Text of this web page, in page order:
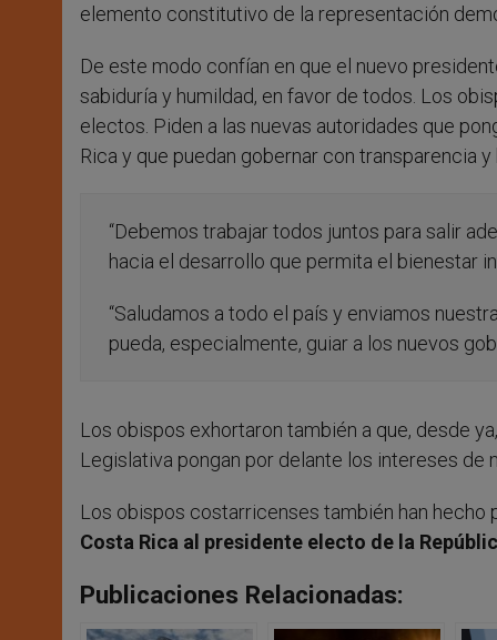
elemento constitutivo de la representación
De este modo confían en que el nuevo
sabiduría y humildad, en favor de todos. Los
electos. Piden a las nuevas autoridades que
Rica y que puedan gobernar con transparencia y
“Debemos trabajar todos juntos para salir
hacia el desarrollo que permita el bienestar
“Saludamos a todo el país y enviamos
pueda, especialmente, guiar a los nuevos
Los obispos exhortaron también a que, desde
Legislativa pongan por delante los intereses de
Los obispos costarricenses también han hecho
Costa Rica al presidente electo de la
Publicaciones Relacionadas: